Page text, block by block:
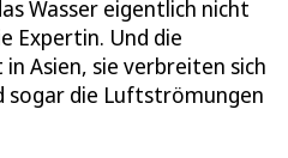
Wasser eigentlich nicht
Expertin. Und die
Asien, sie verbreiten sich
sogar die Luftströmungen